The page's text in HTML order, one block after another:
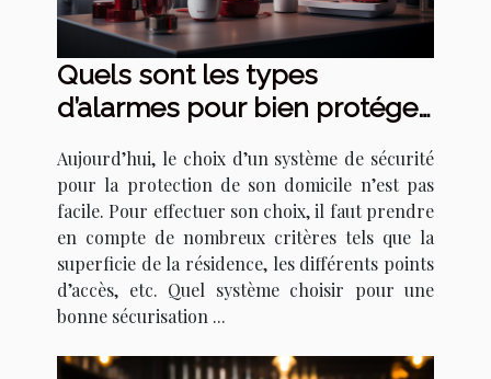
Quels sont les types
d’alarmes pour bien protéger
Aujourd’hui, le choix d’un système de sécurité
pour la protection de son domicile n’est pas
facile. Pour effectuer son choix, il faut prendre
en compte de nombreux critères tels que la
superficie de la résidence, les différents points
d’accès, etc. Quel système choisir pour une
bonne sécurisation ...